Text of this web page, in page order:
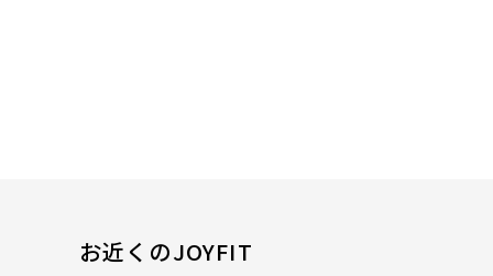
お近くのJOYFIT